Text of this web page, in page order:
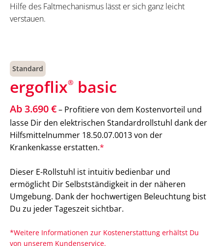
Hilfe des Faltmechanismus lässt er sich ganz leicht
verstauen.
Standard
ergoflix® basic
Ab 3.690 €– Profitiere von dem Kostenvorteil und
lasse Dir den elektrischen Standardrollstuhl dank der
Hilfsmittelnummer 18.50.07.0013 von der
Krankenkasse erstatten.*
Dieser E-Rollstuhl ist intuitiv bedienbar und
ermöglicht Dir Selbstständigkeit in der näheren
Umgebung. Dank der hochwertigen Beleuchtung bist
Du zu jeder Tageszeit sichtbar.
*Weitere Informationen zur Kostenerstattung erhältst Du
von unserem Kundenservice.